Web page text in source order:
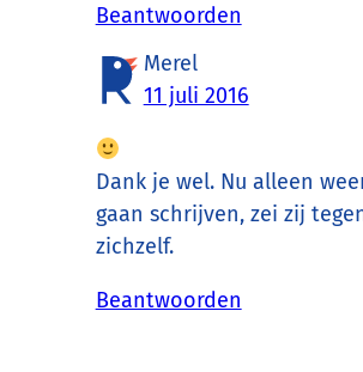
Beantwoorden
Merel
11 juli 2016
Dank je wel. Nu alleen
gaan schrijven, zei zij
zichzelf.
Beantwoorden